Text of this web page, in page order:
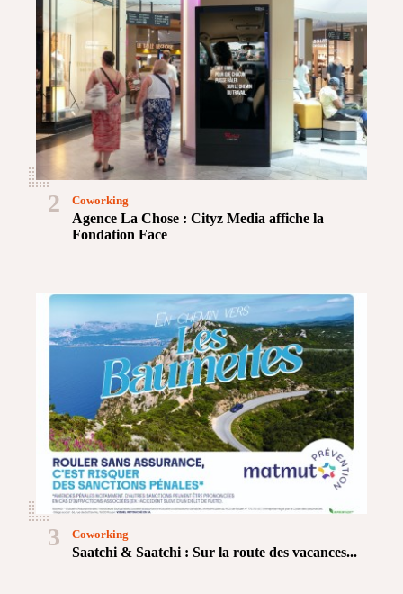
2
Agence La Chose : Cityz Media affiche la
Fondation Face
Coworking
3
Saatchi & Saatchi : Sur la route des vacances...
Coworking